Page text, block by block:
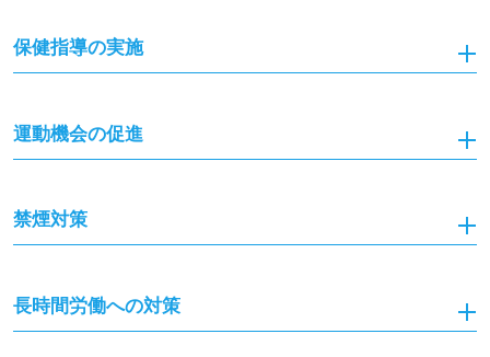
保健指導の実施
運動機会の促進
禁煙対策
長時間労働への対策